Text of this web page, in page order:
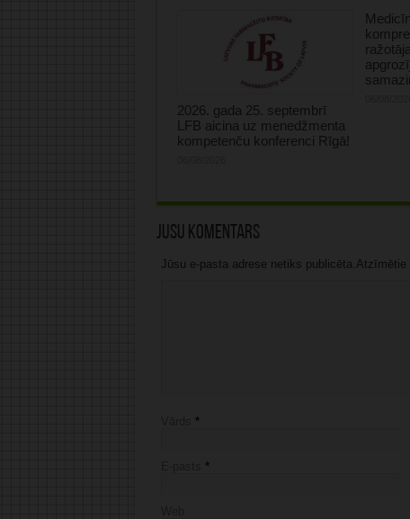
2026. gada 25. septembrī
LFB aicina uz menedžmenta
kompetenču konferenci Rīgā!
Jūsu komentārs
Jūsu e-pasta adrese netiks publicēta.Atzīmētie
*
*